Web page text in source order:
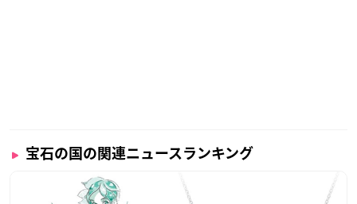
宝石の国の関連ニュースランキング